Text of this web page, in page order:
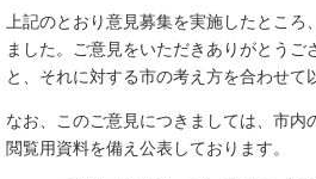
上記のとおり意見募集を実施したとこ
ました。ご意見をいただきありがとうご
と、それに対する市の考え方を合わせて
なお、このご意見につきましては、市内
閲覧用資料を備え公表しております。